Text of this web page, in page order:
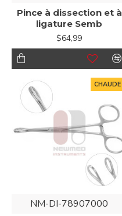
Pince à dissection et à
ligature Semb
$64,99
CHAUDE
NM-DI-78907000